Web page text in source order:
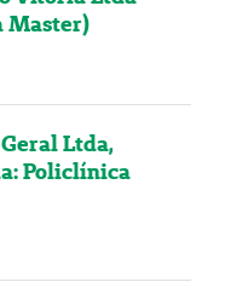
Master)
Ltda,
Policlínica